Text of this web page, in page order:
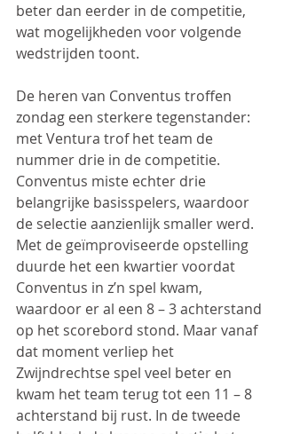
beter dan eerder in de competitie,
wat mogelijkheden voor volgende
wedstrijden toont.
De heren van Conventus troffen
zondag een sterkere tegenstander:
met Ventura trof het team de
nummer drie in de competitie.
Conventus miste echter drie
belangrijke basisspelers, waardoor
de selectie aanzienlijk smaller werd.
Met de geïmproviseerde opstelling
duurde het een kwartier voordat
Conventus in z’n spel kwam,
waardoor er al een 8 – 3 achterstand
op het scorebord stond. Maar vanaf
dat moment verliep het
Zwijndrechtse spel veel beter en
kwam het team terug tot een 11 – 8
achterstand bij rust. In de tweede